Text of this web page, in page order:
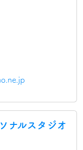
ナルスタジオ